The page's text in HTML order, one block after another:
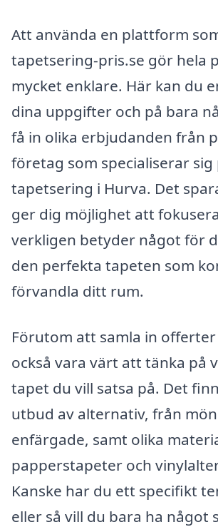
Att använda en plattform
tapetsering-pris.se gör hela
mycket enklare. Här kan du
dina uppgifter och på bara
få in olika erbjudanden från
företag som specialiserar sig
tapetsering i Hurva. Det
ger dig möjlighet att
verkligen betyder något för
den perfekta tapeten som
förvandla ditt rum.
Förutom att samla in
också vara värt att tänka på
tapet du vill satsa på. Det
utbud av alternativ, från
enfärgade, samt olika
papperstapeter och
Kanske har du ett specifikt
eller så vill du bara ha något